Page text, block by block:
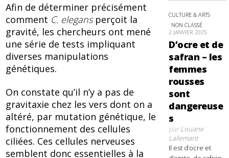
Afin de déterminer précisément
comment C. elegansperçoit la
gravité, les chercheurs ont mené
une série de tests impliquant
diverses manipulations
génétiques.
On constate qu’il n’y a pas de
gravitaxie chez les vers dont on a
altéré, par mutation génétique, le
fonctionnement des cellules
ciliées. Ces cellules nerveuses
semblent donc essentielles à la
CULTURE & ARTS
NON CLASSÉ
2 JANVIER 2025
D’ocre et de
safran – les
femmes
rousses
sont
dangereuse
s
parLouane
Lallemant
Il est d’ocre et